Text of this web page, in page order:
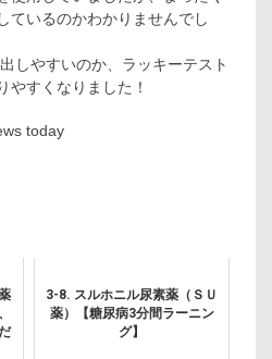
ているのかわかりませんでし
しやすいのか、ラッキーテスト
やすくなりました！
today
3-8. スルホニル尿素薬（ＳＵ
薬）【糖尿病3分間ラーニン
グ】